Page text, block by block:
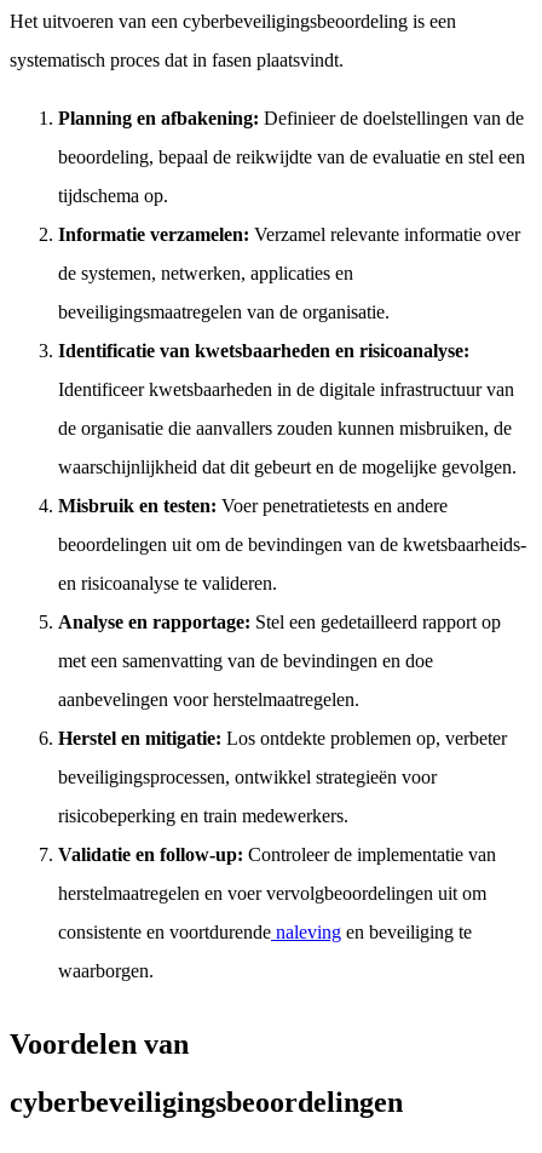
Het uitvoeren van een cyberbeveiligingsbeoordeling is een
systematisch proces dat in fasen plaatsvindt.
Planning en afbakening: Definieer de doelstellingen van de
beoordeling, bepaal de reikwijdte van de evaluatie en stel een
tijdschema op.
Informatie verzamelen: Verzamel relevante informatie over
de systemen, netwerken, applicaties en
beveiligingsmaatregelen van de organisatie.
Identificatie van kwetsbaarheden en risicoanalyse:
Identificeer kwetsbaarheden in de digitale infrastructuur van
de organisatie die aanvallers zouden kunnen misbruiken, de
waarschijnlijkheid dat dit gebeurt en de mogelijke gevolgen.
Misbruik en testen: Voer penetratietests en andere
beoordelingen uit om de bevindingen van de kwetsbaarheids-
en risicoanalyse te valideren.
Analyse en rapportage: Stel een gedetailleerd rapport op
met een samenvatting van de bevindingen en doe
aanbevelingen voor herstelmaatregelen.
Herstel en mitigatie: Los ontdekte problemen op, verbeter
beveiligingsprocessen, ontwikkel strategieën voor
risicobeperking en train medewerkers.
Validatie en follow-up: Controleer de implementatie van
herstelmaatregelen en voer vervolgbeoordelingen uit om
consistente en voortdurende naleving en beveiliging te
waarborgen.
Voordelen van
cyberbeveiligingsbeoordelingen